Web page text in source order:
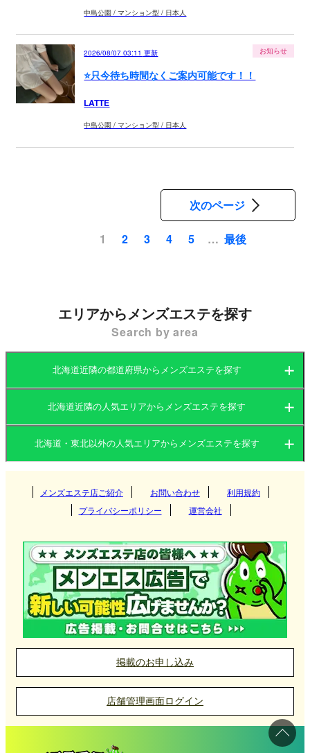
中島公園 / マンション型 / 日本人
お知らせ
2026/08/07 03:11 更新
⭐️只今待ち時間なくご案内可能です！！
LATTE
中島公園 / マンション型 / 日本人
1 2 3 4 5 …
次のページ
最後
エリアからメンズエステを探す
Search by area
北海道近隣の都道府県からメンズエステを探す
北海道 岩手県
宮城県 山形県
秋田県 青森県
北海道近隣の人気エリアからメンズエステを探す
すすきの
白石区
札幌市北区
中島公園
函館
岩手県
仙台
古川
石巻
勾当台公園
国分町
山形県
山形 秋田県
秋田 青森県
青森
八戸
福島県
北海道・東北以外の人気エリアからメンズエステを探す
関東
栃木県 東京都
神奈川県 千葉県
埼玉県
大阪府 京都府
兵庫県 滋賀県
奈良県 和歌山県
東海
愛知県 岐阜県
九州・沖縄
福岡県 大分県
熊本県 鹿児島県
中国
岡山県 広島県
山口県 鳥取県
北陸・甲信越
四国
メンズエステ店ご紹介 お問い合わせ
利用規約
プライバシーポリシー
運営会社
掲載のお申し込み
店舗管理画面ログイン